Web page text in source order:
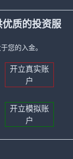
质的投资服
您的入金。
开立真实账
户
开立模拟账
户